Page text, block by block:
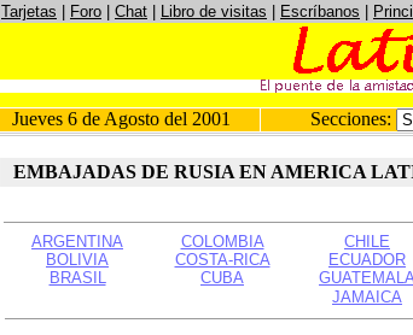
Tarjetas Foro Chat Libro de visitas Escríbanos
Jueves 6 de Agosto del 2001 Secciones:
EMBAJADAS DE RUSIA EN AMERICA
ARGENTINA COLOMBIA CHILE
BOLIVIA
COSTA-RICA ECUADOR
BRASIL
CUBA
JAMAICA